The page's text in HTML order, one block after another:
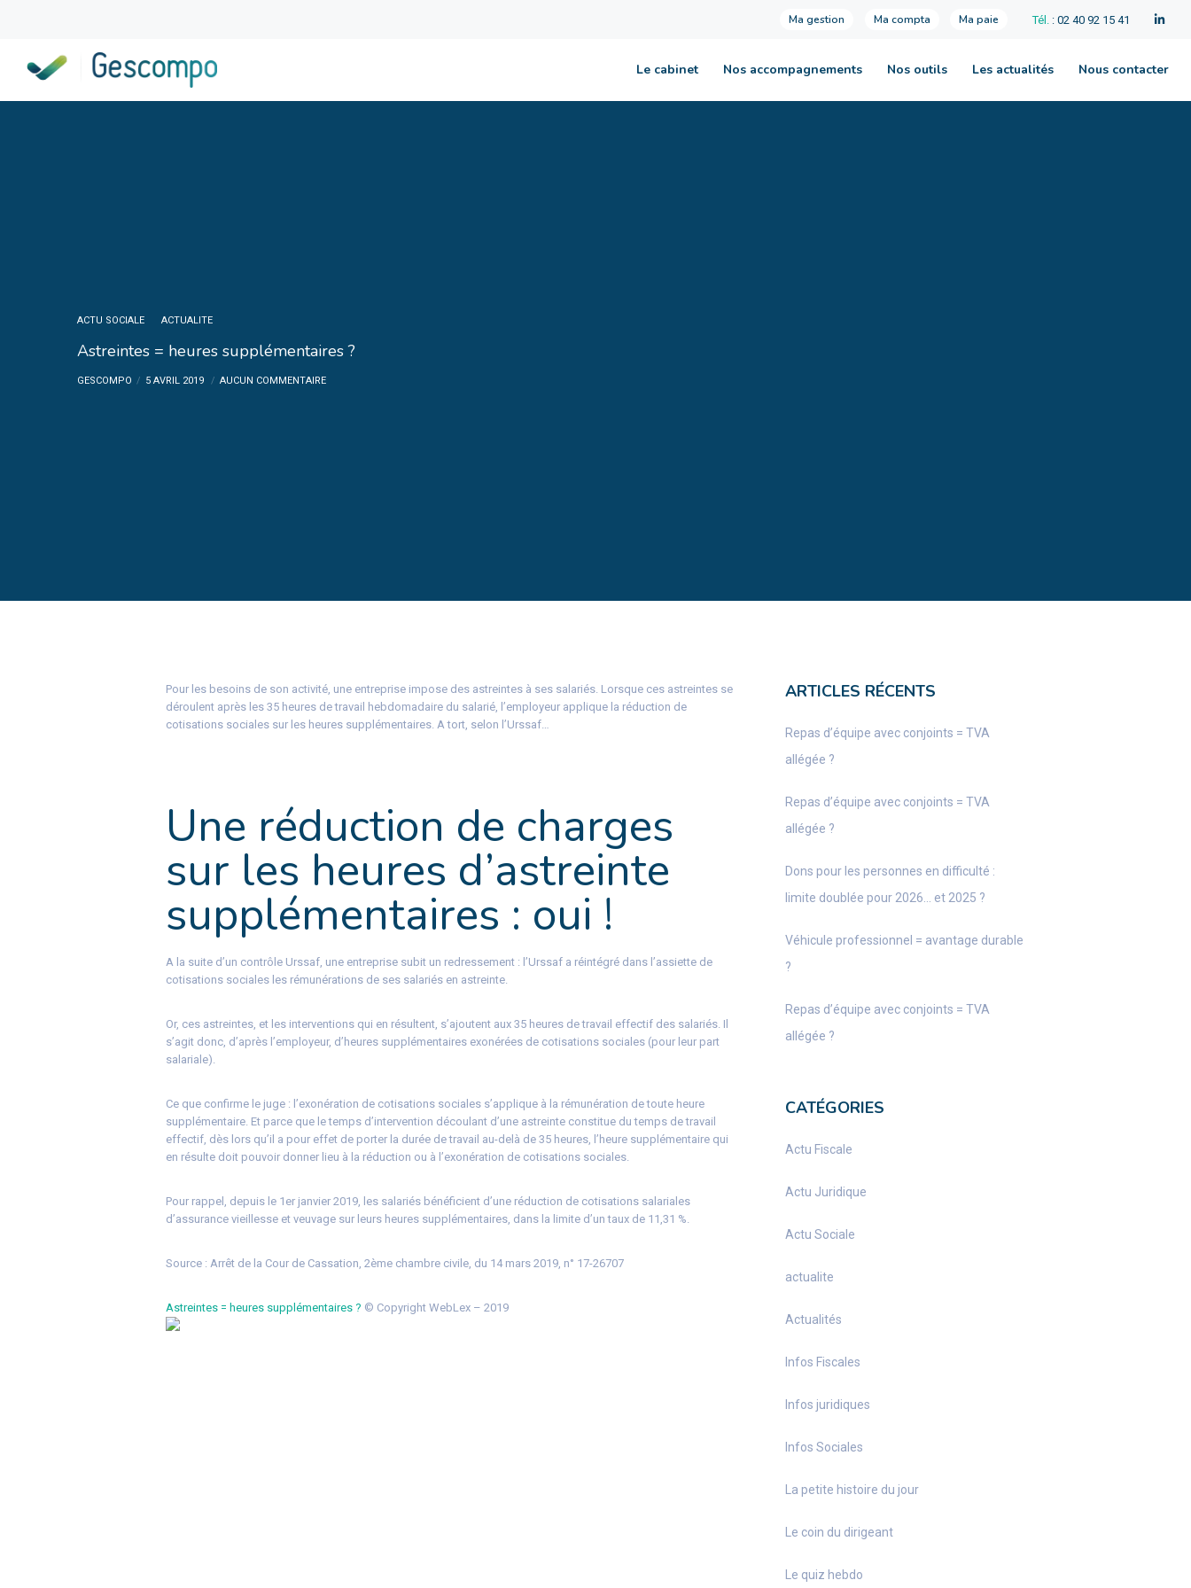
Ma gestion Ma compta Ma paie Tél. : 02 40 92 15 41
Le cabinet Nos accompagnements Nos outils Les actualités Nous contacter
ACTU SOCIALE ACTUALITE
Astreintes = heures supplémentaires ?
GESCOMPO 5 AVRIL 2019 AUCUN COMMENTAIRE
Pour les besoins de son activité, une entreprise impose des astreintes à ses salariés. Lorsque ces astreintes se
déroulent après les 35 heures de travail hebdomadaire du salarié, l’employeur applique la réduction de
cotisations sociales sur les heures supplémentaires. A tort, selon l’Urssaf…
Une réduction de charges
sur les heures d’astreinte
supplémentaires : oui !
A la suite d’un contrôle Urssaf, une entreprise subit un redressement : l’Urssaf a réintégré dans l’assiette de
cotisations sociales les rémunérations de ses salariés en astreinte.
Or, ces astreintes, et les interventions qui en résultent, s’ajoutent aux 35 heures de travail effectif des salariés. Il
s’agit donc, d’après l’employeur, d’heures supplémentaires exonérées de cotisations sociales (pour leur part
salariale).
Ce que confirme le juge : l’exonération de cotisations sociales s’applique à la rémunération de toute heure
supplémentaire. Et parce que le temps d’intervention découlant d’une astreinte constitue du temps de travail
effectif, dès lors qu’il a pour effet de porter la durée de travail au-delà de 35 heures, l’heure supplémentaire qui
en résulte doit pouvoir donner lieu à la réduction ou à l’exonération de cotisations sociales.
Pour rappel, depuis le 1er janvier 2019, les salariés bénéficient d’une réduction de cotisations salariales
d’assurance vieillesse et veuvage sur leurs heures supplémentaires, dans la limite d’un taux de 11,31 %.
Source : Arrêt de la Cour de Cassation, 2ème chambre civile, du 14 mars 2019, n° 17-26707
Astreintes = heures supplémentaires ? © Copyright WebLex – 2019
ARTICLES RÉCENTS
Repas d’équipe avec conjoints = TVA
allégée ?
Repas d’équipe avec conjoints = TVA
allégée ?
Dons pour les personnes en difficulté :
limite doublée pour 2026… et 2025 ?
Véhicule professionnel = avantage durable
?
Repas d’équipe avec conjoints = TVA
allégée ?
CATÉGORIES
Actu Fiscale
Actu Juridique
Actu Sociale
actualite
Actualités
Infos Fiscales
Infos juridiques
Infos Sociales
La petite histoire du jour
Le coin du dirigeant
Le quiz hebdo